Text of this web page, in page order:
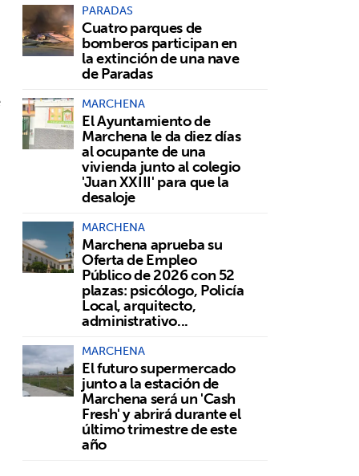
PARADAS
Cuatro parques de
bomberos participan en
la extinción de una nave
de Paradas
MARCHENA
El Ayuntamiento de
Marchena le da diez días
al ocupante de una
vivienda junto al colegio
'Juan XXIII' para que la
desaloje
MARCHENA
Marchena aprueba su
Oferta de Empleo
Público de 2026 con 52
plazas: psicólogo, Policía
Local, arquitecto,
administrativo...
MARCHENA
El futuro supermercado
junto a la estación de
Marchena será un 'Cash
Fresh' y abrirá durante el
último trimestre de este
año